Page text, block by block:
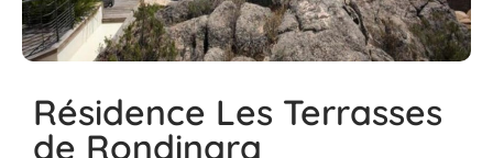
Résidence Les Terrasses
de Rondinara